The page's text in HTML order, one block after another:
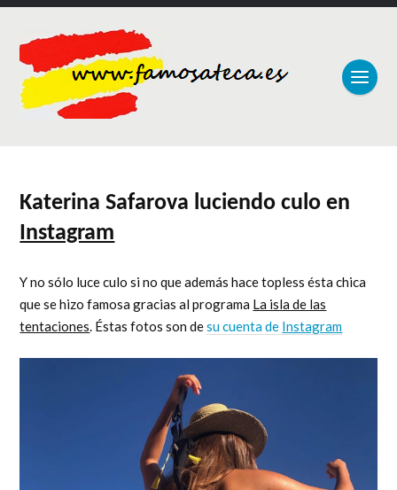
Katerina Safarova luciendo culo en
Instagram
Y no sólo luce culo si no que además hace topless ésta chica
que se hizo famosa gracias al programa La isla de las
tentaciones. Éstas fotos son desu cuenta de Instagram